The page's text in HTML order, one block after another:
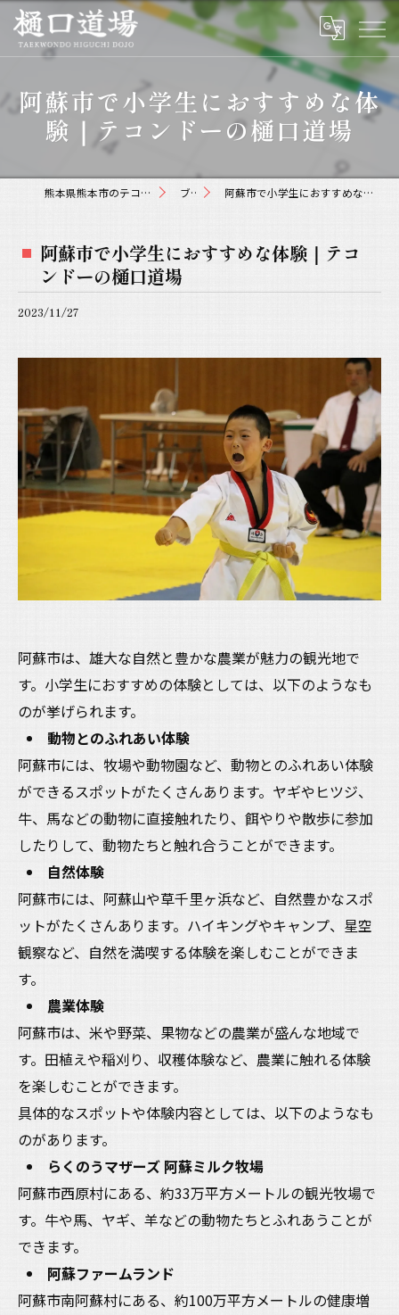
阿蘇市で小学生におすすめな体
験｜テコンドーの樋口道場
熊本県熊本市のテコンドーなら樋口道場 ブログ 阿蘇市で小学生におすすめな体験｜テコンドーの樋口道場
阿蘇市で小学生におすすめな体験｜テコ
ンドーの樋口道場
2023/11/27
阿蘇市は、雄大な自然と豊かな農業が魅力の観光地で
す。小学生におすすめの体験としては、以下のようなも
のが挙げられます。
動物とのふれあい体験
阿蘇市には、牧場や動物園など、動物とのふれあい体験
ができるスポットがたくさんあります。ヤギやヒツジ、
牛、馬などの動物に直接触れたり、餌やりや散歩に参加
したりして、動物たちと触れ合うことができます。
自然体験
阿蘇市には、阿蘇山や草千里ヶ浜など、自然豊かなスポ
ットがたくさんあります。ハイキングやキャンプ、星空
観察など、自然を満喫する体験を楽しむことができま
す。
農業体験
阿蘇市は、米や野菜、果物などの農業が盛んな地域で
す。田植えや稲刈り、収穫体験など、農業に触れる体験
を楽しむことができます。
具体的なスポットや体験内容としては、以下のようなも
のがあります。
らくのうマザーズ 阿蘇ミルク牧場
阿蘇市西原村にある、約33万平方メートルの観光牧場で
す。牛や馬、ヤギ、羊などの動物たちとふれあうことが
できます。
阿蘇ファームランド
阿蘇市南阿蘇村にある、約100万平方メートルの健康増